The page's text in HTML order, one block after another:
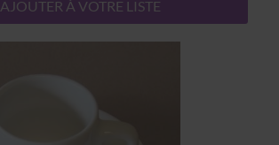
AJOUTER À VOTRE LISTE